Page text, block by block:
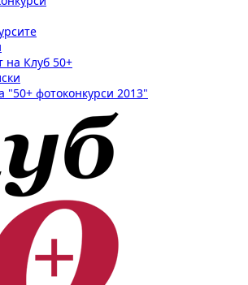
на Клуб 50+
"50+ фотоконкурси 2013"